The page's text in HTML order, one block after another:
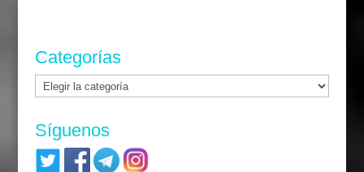
Categorías
Categorías
Síguenos